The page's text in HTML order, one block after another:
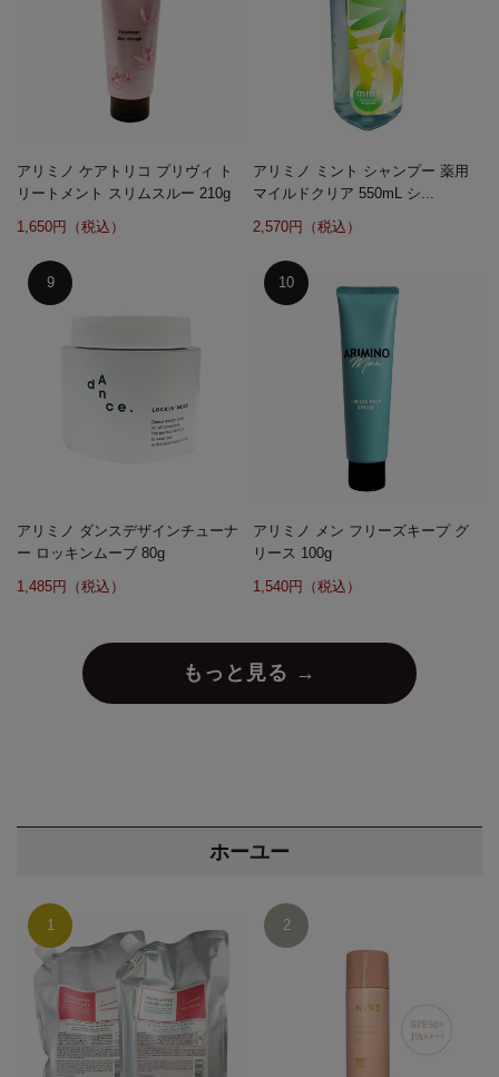
アリミノ ケアトリコ プリヴィ ト
リートメント スリムスルー 210g
1,650円（税込）
アリミノ ミント シャンプー 薬用
マイルドクリア 550mL シ...
2,570円（税込）
アリミノ ダンスデザインチューナ
ー ロッキンムーブ 80g
1,485円（税込）
アリミノ メン フリーズキープ グ
リース 100g
1,540円（税込）
もっと見る →
ホーユー